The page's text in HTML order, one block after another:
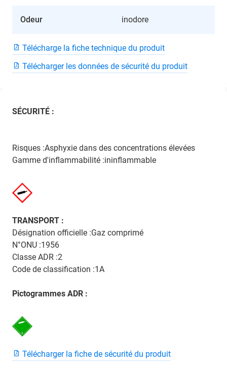
Odeur inodore
Télécharge la fiche technique du produit
Télécharger les données de sécurité du produit
SÉCURITÉ :
Risques :Asphyxie dans des concentrations élevées
Gamme d'inflammabilité :ininflammable
TRANSPORT :
Désignation officielle :Gaz comprimé
N°ONU :1956
Classe ADR :2
Code de classification :1A
Pictogrammes ADR :
Télécharger la fiche de sécurité du produit